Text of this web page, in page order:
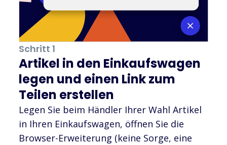
Schritt 1
Artikel in den Einkaufswagen
legen und einen Link zum
Teilen erstellen
Legen Sie beim Händler Ihrer Wahl Artikel
in Ihren Einkaufswagen, öffnen Sie die
Browser-Erweiterung (keine Sorge, eine